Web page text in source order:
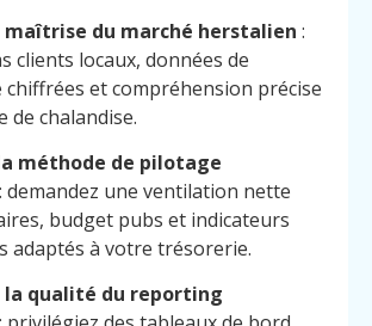
maîtrise du marché herstalien :
clients locaux, données de
et compréhension précise
de chalandise.
méthode de pilotage
: demandez une ventilation nette
budget pubs et indicateurs
adaptés à votre trésorerie.
la qualité du reporting